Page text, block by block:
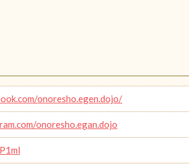
onoresho.egen.dojo/
onoresho.egan.dojo